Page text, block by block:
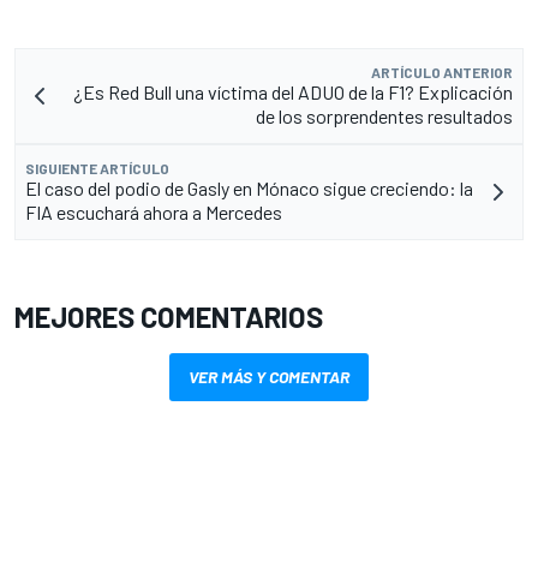
ARTÍCULO ANTERIOR
¿Es Red Bull una víctima del ADUO de la F1? Explicación
de los sorprendentes resultados
SIGUIENTE ARTÍCULO
El caso del podio de Gasly en Mónaco sigue creciendo: la
FIA escuchará ahora a Mercedes
MEJORES COMENTARIOS
VER MÁS Y COMENTAR